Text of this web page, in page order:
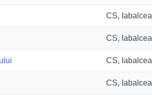
CS, Iabalcea
CS, Iabalcea
CS, Iabalcea
CS, Iabalcea